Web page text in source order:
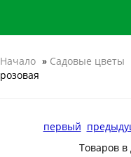
Начало » Садовые цветы
розовая
первый
Товаров в